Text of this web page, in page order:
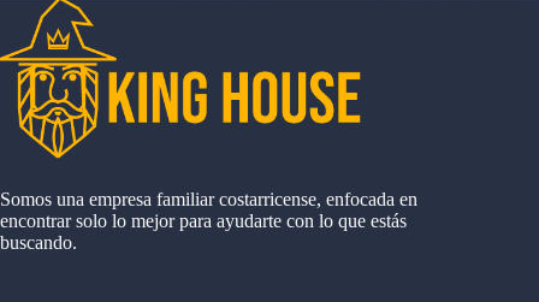
Somos una empresa familiar costarricense, enfocada en
encontrar solo lo mejor para ayudarte con lo que estás
buscando.